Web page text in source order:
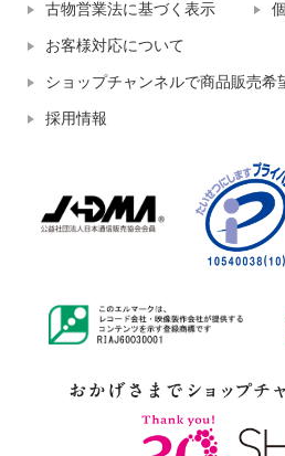
古物営業法に基づく表示
お客様対応について
ショップチャンネルで商品販売希
採用情報